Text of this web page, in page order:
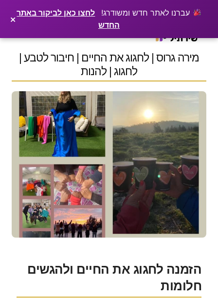
עברנו לאתר חדש ומשודרג!
לחצו כאן לביקור באתר
החדש
×
רוצים שלקוחות ימצאו אתכם בגוגל? שירתיל מפרסמת כתבה מקצועית עליכם פרסמו כתבה ←
to
contentמירה גרוס | לחגוג את החיים | חיבור לטבע |
לחגוג | להנות
הזמנה לחגוג את החיים ולהגשים
חלומות